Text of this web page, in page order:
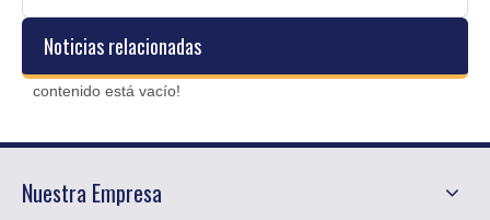
Noticias relacionadas
contenido está vacío!
Nuestra Empresa